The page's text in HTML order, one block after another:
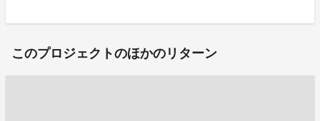
このプロジェクトのほかのリターン